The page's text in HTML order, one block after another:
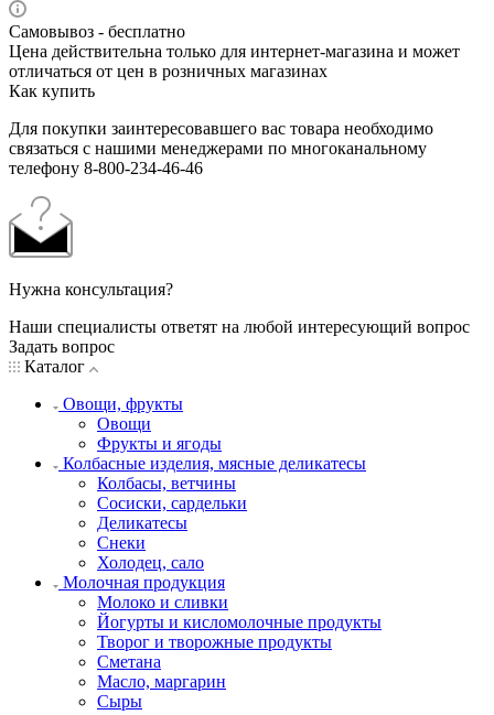
Самовывоз - бесплатно
Цена действительна только для интернет-магазина и может
отличаться от цен в розничных магазинах
Как купить
Для покупки заинтересовавшего вас товара необходимо
связаться с нашими менеджерами по многоканальному
телефону 8-800-234-46-46
Нужна консультация?
Наши специалисты ответят на любой интересующий вопрос
Задать вопрос
Каталог
Овощи, фрукты
Овощи
Фрукты и ягоды
Колбасные изделия, мясные деликатесы
Колбасы, ветчины
Сосиски, сардельки
Деликатесы
Снеки
Холодец, сало
Молочная продукция
Молоко и сливки
Йогурты и кисломолочные продукты
Творог и творожные продукты
Сметана
Масло, маргарин
Сыры